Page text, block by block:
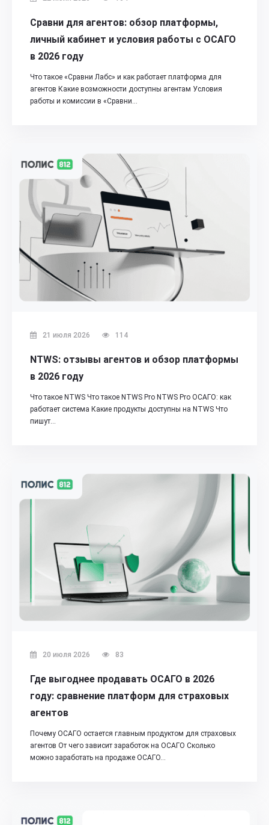
Сравни для агентов: обзор платформы,
личный кабинет и условия работы с ОСАГО
в 2026 году
Что такое «Сравни Лабс» и как работает платформа для
агентов Какие возможности доступны агентам Условия
работы и комиссии в «Сравни…
21 июля 2026 114
NTWS: отзывы агентов и обзор платформы
в 2026 году
Что такое NTWS Что такое NTWS Pro NTWS Pro ОСАГО: как
работает система Какие продукты доступны на NTWS Что
пишут…
20 июля 2026 83
Где выгоднее продавать ОСАГО в 2026
году: сравнение платформ для страховых
агентов
Почему ОСАГО остается главным продуктом для страховых
агентов От чего зависит заработок на ОСАГО Сколько
можно заработать на продаже ОСАГО…